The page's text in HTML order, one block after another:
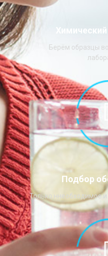
Берём образцы
Подбор
Только ннеобходимое